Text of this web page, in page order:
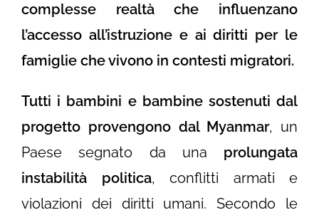
complesse realtà che influenzano
l’accesso all’istruzione e ai diritti per le
famiglie che vivono in contesti migratori.
Tutti i bambini e bambine sostenuti dal
progetto provengono dal Myanmar, un
Paese segnato da una prolungata
instabilità politica, conflitti armati e
violazioni dei diritti umani. Secondo le